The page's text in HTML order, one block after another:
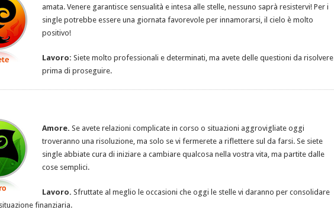
amata. Venere garantisce sensualità e intesa alle stelle, nessuno saprà resistervi! Per i
single potrebbe essere una giornata favorevole per innamorarsi, il cielo è molto
positivo!
Lavoro: Siete molto professionali e determinati, ma avete delle questioni da risolvere
prima di proseguire.
Amore. Se avete relazioni complicate in corso o situazioni aggrovigliate oggi
troveranno una risoluzione, ma solo se vi fermerete a riflettere sul da farsi. Se siete
single abbiate cura di iniziare a cambiare qualcosa nella vostra vita, ma partite dalle
cose semplici.
Lavoro. Sfruttate al meglio le occasioni che oggi le stelle vi daranno per consolidare
finanziaria.